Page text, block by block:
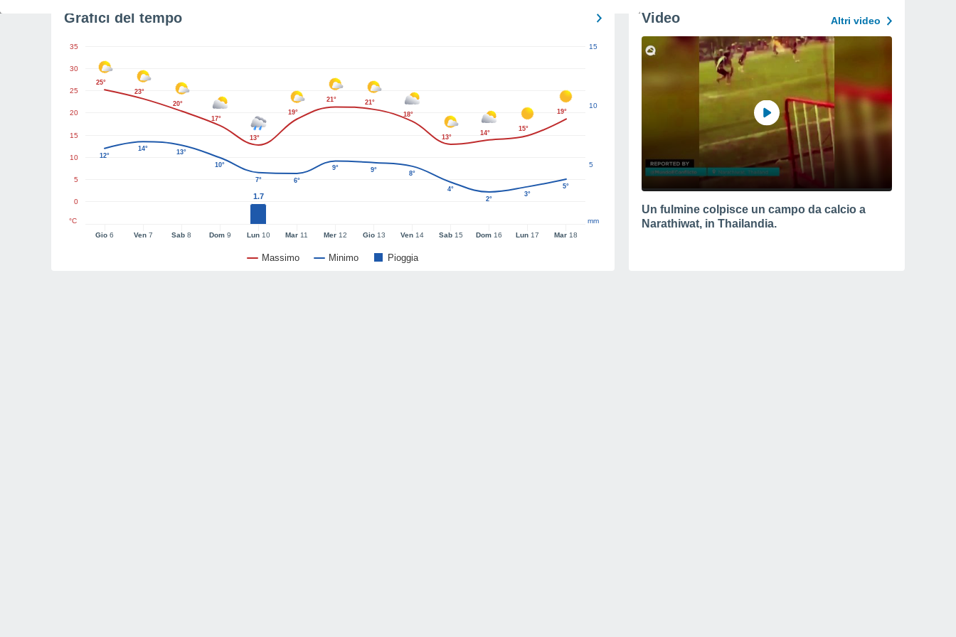
Grafici del tempo
Massimo Minimo Pioggia
Gio 6 Ven7 Sab 8 Dom9 Lun10 Mar 11 Mer 12 Gio13 Ven 14 Sab15 Dom 16 Lun 17 Mar 18
0
5
10
15
20
25
30
35
°C
5
10
15
mm
1.7
25°
23°
20°
17°
13°
19°
21°
21°
18°
13°
14°
15°
19°
12°
14°
13°
10°
7° 6°
9° 9° 8°
4°
2°
3°
5°
Video Altri video
Un fulmine colpisce un campo da calcio a
Narathiwat, in Thailandia.